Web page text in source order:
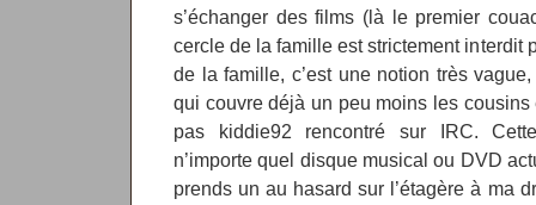
s’échanger des films (là le premier
cercle de la famille est strictement interdit
de la famille, c’est une notion très
qui couvre déjà un peu moins les
pas kiddie92 rencontré sur IRC.
n’importe quel disque musical ou DVD
prends un au hasard sur l’étagère à ma